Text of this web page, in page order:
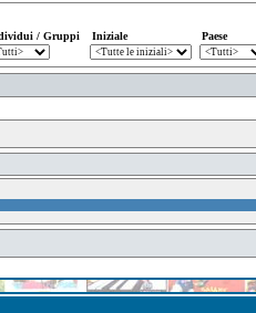
/ Gruppi Iniziale Paese